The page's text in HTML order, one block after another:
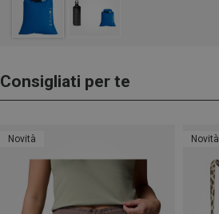
Consigliati per te
Novità Novità